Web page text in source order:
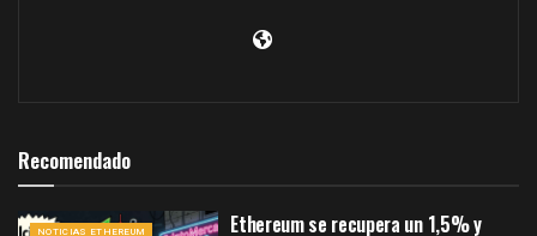
Recomendado
NOTICIAS ETHEREUM
Ethereum se recupera un 1,5% y